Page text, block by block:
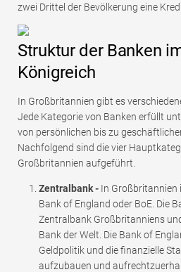
zwei Drittel der Bevölkerung eine
Struktur der Banken
Königreich
In Großbritannien gibt es
Jede Kategorie von Banken erfüllt
von persönlichen bis zu
Nachfolgend sind die vier
Großbritannien aufgeführt.
Zentralbank - In Großbritannien
Bank of England oder BoE. Die
Zentralbank Großbritanniens
Bank der Welt. Die Bank of
Geldpolitik und die finanzielle
aufzubauen und